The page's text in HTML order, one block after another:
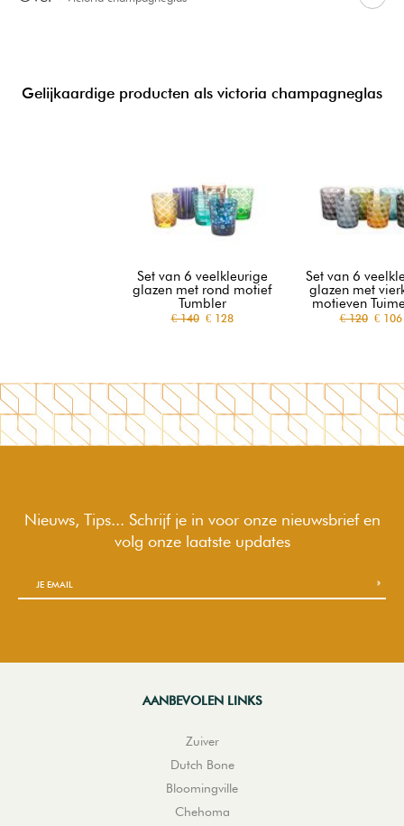
Gelijkaardige producten als victoria champagneglas
Set van 6 veelkleurige
glazen met rond motief
Tumbler
€ 140€ 128
Set van 6
glazen met
motieven
€ 120€ 106
Nieuws, Tips... Schrijf je in voor onze nieuwsbrief en
volg onze laatste updates
AANBEVOLEN LINKS
Zuiver
Dutch Bone
Bloomingville
Chehoma